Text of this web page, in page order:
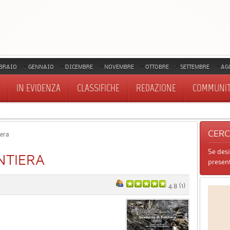
GENNAIO DICEMBRE NOVEMBRE OTTOBRE SETTEMBRE
IN EVIDENZA CLASSIFICHE REDAZIONE
4.8 (1)
Se